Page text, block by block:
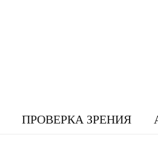
ПРОВЕРКА ЗРЕНИЯ